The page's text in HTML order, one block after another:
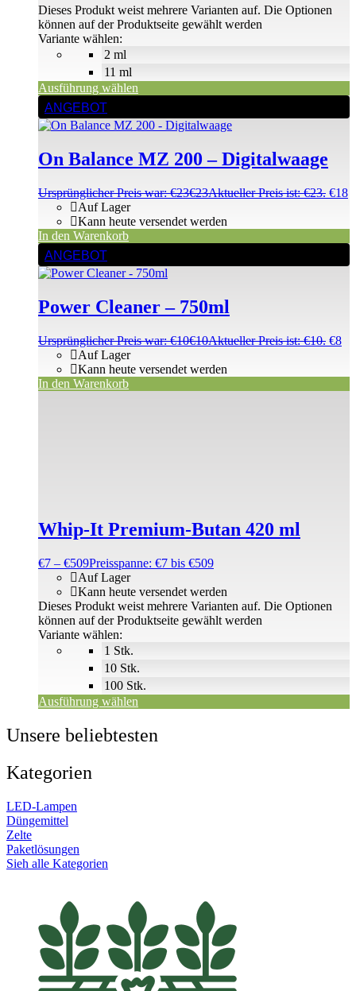
2 ml
11 ml
Variante wählen:
Ausführung wählen
Dieses Produkt weist mehrere Varianten auf. Die Optionen
können auf der Produktseite gewählt werden
ANGEBOT
On Balance MZ 200 – Digitalwaage
Ursprünglicher Preis war: €23€23Aktueller Preis ist: €23. €18
Auf Lager
Kann heute versendet werden
In den Warenkorb
ANGEBOT
Power Cleaner – 750ml
Ursprünglicher Preis war: €10€10Aktueller Preis ist: €10. €8
Auf Lager
Kann heute versendet werden
In den Warenkorb
Whip-It Premium-Butan 420 ml
€7 – €509Preisspanne: €7 bis €509
1 Stk.
10 Stk.
100 Stk.
Auf Lager
Kann heute versendet werden
Variante wählen:
Ausführung wählen
Dieses Produkt weist mehrere Varianten auf. Die Optionen
können auf der Produktseite gewählt werden
Unsere beliebtesten
Kategorien
LED-Lampen
Düngemittel
Zelte
Paketlösungen
Sieh alle Kategorien